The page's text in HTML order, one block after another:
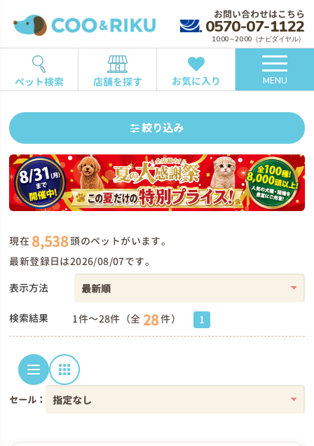
お問い合わせはこちら
0570-07-1122
10:00～20:00（ナビダイヤル）
ペット検索 店舗を探す お気に入り MENU
絞り込み
現在 8,538頭のペットがいます。
最新登録日は2026/08/07です。
表示方法
検索結果 1件～28件（全 28件） 1
セール：